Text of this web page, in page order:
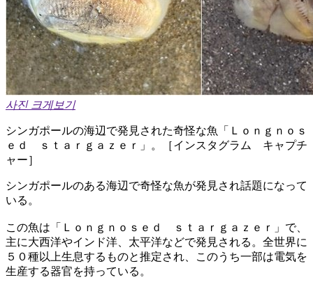
사진 크게보기
シンガポールの海辺で発見された奇怪な魚「Ｌｏｎｇｎｏｓ
ｅｄ ｓｔａｒｇａｚｅｒ」。［インスタグラム キャプチ
ャー］
シンガポールのある海辺で奇怪な魚が発見され話題になって
いる。
この魚は「Ｌｏｎｇｎｏｓｅｄ ｓｔａｒｇａｚｅｒ」で、
主に大西洋やインド洋、太平洋などで発見される。全世界に
５０種以上生息するものと推定され、このうち一部は電気を
生産する器官を持っている。